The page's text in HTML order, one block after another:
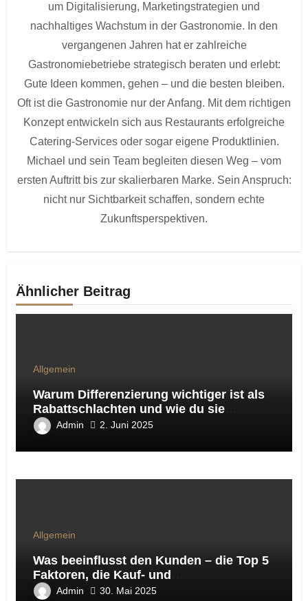
um Digitalisierung, Marketingstrategien und
nachhaltiges Wachstum in der Gastronomie. In den
vergangenen Jahren hat er zahlreiche
Gastronomiebetriebe strategisch beraten und erlebt:
Gute Ideen kommen, gehen – und die besten bleiben.
Oft ist die Gastronomie nur der Anfang. Mit dem richtigen
Konzept entwickeln sich aus Restaurants erfolgreiche
Catering-Services oder sogar eigene Produktlinien.
Michael und sein Team begleiten diesen Weg – vom
ersten Auftritt bis zur skalierbaren Marke. Sein Anspruch:
nicht nur Sichtbarkeit schaffen, sondern echte
Zukunftsperspektiven.
Ähnlicher Beitrag
Allgemein
Warum Differenzierung wichtiger ist als
Rabattschlachten und wie du sie
praxisnah umsetzt
Admin 2. Juni 2025
Allgemein
Was beeinflusst den Kunden – die Top 5
Faktoren, die Kauf‑ und
Besuchsentscheidungen wirklich
Admin 30. Mai 2025